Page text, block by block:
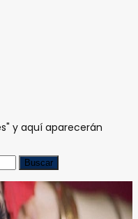
y aquí aparecerán